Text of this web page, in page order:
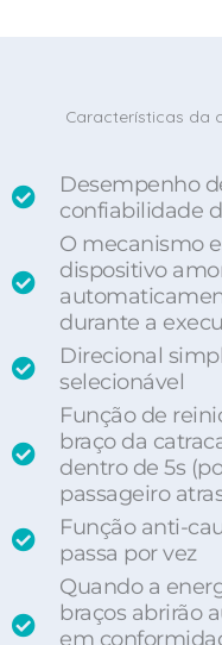
Características da
Desempenho
confiabilidade
O mecanismo
dispositivo
durante a
Direcional
selecionável
Função de
braço da
dentro de 5s
passageiro
Função anti-
passa por vez
Quando a
braços abrirão
em